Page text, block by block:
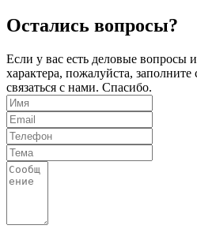
Остались вопросы?
Если у вас есть деловые вопросы
характера, пожалуйста,
связаться с нами. Спасибо.